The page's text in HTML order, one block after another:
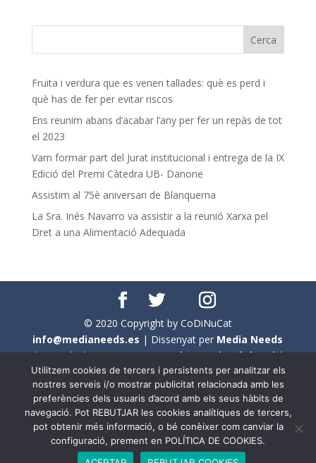
Fruita i verdura que es venen tallades: què es perd i
què has de fer per evitar riscos
Ens reunim abans d’acabar l’any per fer un repàs de tot
el 2023
Vam formar part del Jurat institucional i entrega de la IX
Edició del Premi Càtedra UB- Danone
Assistim al 75è aniversari de Blanquerna
La Sra. Inés Navarro va assistir a la reunió Xarxa pel
Dret a una Alimentació Adequada
© 2020 Copyright by CoDiNuCat
info@medianeeds.es | Dissenyat per Media Needs
| Tots els drets reservats aCoDiNuCat |Avís legal|
Avís per cookies
En aquest web s'ha tingut en compte l'ús no sexista del
llenguatge. No obstant això, i a causa de la seva
extensió, no s'ha pogut fer de manera exhaustiva. Per
aquest motiu, a vegades , s'ha utilitzat el femení com a
Utilitzem cookies de tercers i persistents per analitzar els
nostres serveis i/o mostrar publicitat relacionada amb les
preferències dels usuaris d’acord amb els seus hàbits de
navegació. Pot REBUTJAR les cookies analítiques de tercers,
pot obtenir més informació, o bé conèixer com canviar la
configuració, prement en POLÍTICA DE COOKIES.